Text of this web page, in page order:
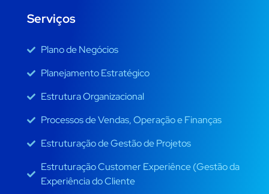
Serviços
Plano de Negócios
Planejamento Estratégico
Estrutura Organizacional
Processos de Vendas, Operação e Finanças
Estruturação de Gestão de Projetos
Estruturação Customer Experiênce (Gestão da
Experiência do Cliente